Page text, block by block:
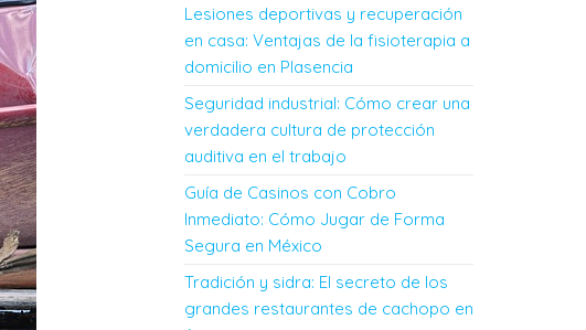
Lesiones deportivas y recuperación
en casa: Ventajas de la fisioterapia a
domicilio en Plasencia
Seguridad industrial: Cómo crear una
verdadera cultura de protección
auditiva en el trabajo
Guía de Casinos con Cobro
Inmediato: Cómo Jugar de Forma
Segura en México
Tradición y sidra: El secreto de los
grandes restaurantes de cachopo en